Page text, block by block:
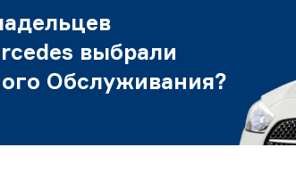
выбрали
Обслуживания?